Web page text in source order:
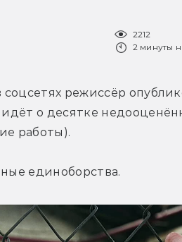
2212
2 минуты
режиссёр
о десятке
работы).
единоборства.